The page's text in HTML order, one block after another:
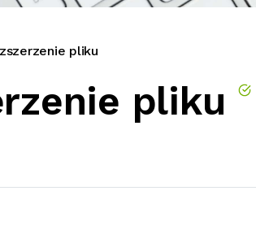
pliku
pliku